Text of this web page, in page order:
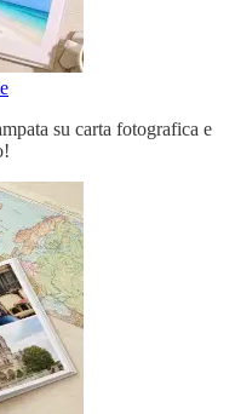
su carta fotografica e